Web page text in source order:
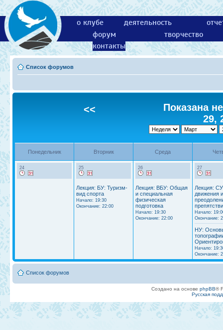
о клубе деятельность
форум
творчество
контакты
Список форумов
<<
Показана
29,
Понедельник Вторник Среда
24 25
Лекция: БУ: Туризм-
вид спорта
Начало: 19:30
Окончание: 22:00
26
Лекция: ВБУ: Общая
и специальная
физическая
подготовка
Начало: 19:30
Окончание: 22:00
27
Лекция:
движения и
Начало:
Окончание:
НУ:
Начало:
Окончание:
Список форумов
Создано на основе phpBB®
Русская